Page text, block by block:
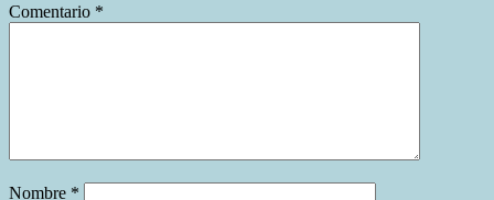
Comentario *
Nombre *